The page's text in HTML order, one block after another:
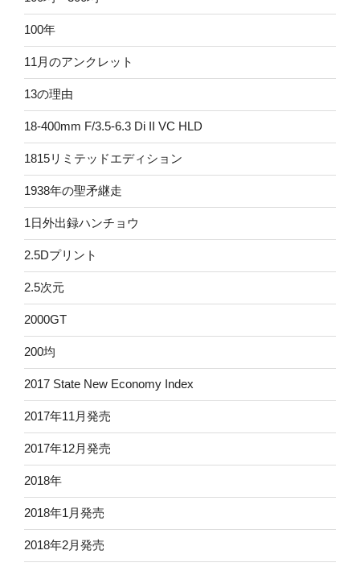
100年
11月のアンクレット
13の理由
18-400mm F/3.5-6.3 Di II VC HLD
1815リミテッドエディション
1938年の聖矛継走
1日外出録ハンチョウ
2.5Dプリント
2.5次元
2000GT
200均
2017 State New Economy Index
2017年11月発売
2017年12月発売
2018年
2018年1月発売
2018年2月発売